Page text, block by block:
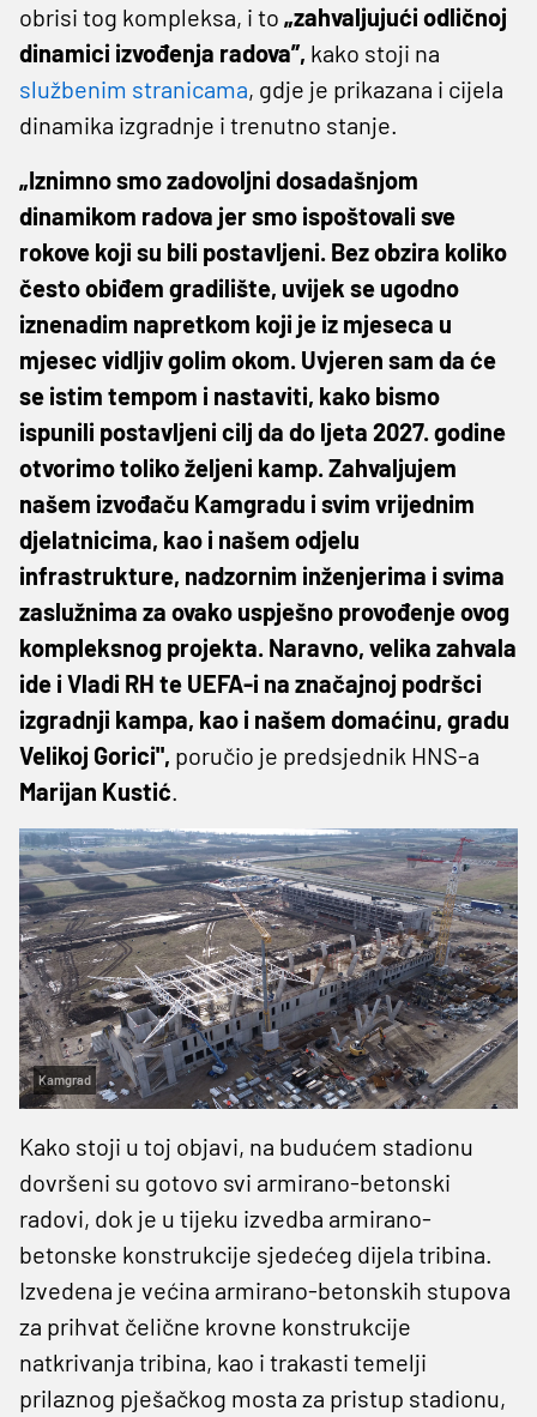
obrisi tog kompleksa, i to „zahvaljujući odličnoj
dinamici izvođenja radova”, kako stoji na
službenim stranicama, gdje je prikazana i cijela
dinamika izgradnje i trenutno stanje.
„Iznimno smo zadovoljni dosadašnjom
dinamikom radova jer smo ispoštovali sve
rokove koji su bili postavljeni. Bez obzira koliko
često obiđem gradilište, uvijek se ugodno
iznenadim napretkom koji je iz mjeseca u
mjesec vidljiv golim okom. Uvjeren sam da će
se istim tempom i nastaviti, kako bismo
ispunili postavljeni cilj da do ljeta 2027. godine
otvorimo toliko željeni kamp. Zahvaljujem
našem izvođaču Kamgradu i svim vrijednim
djelatnicima, kao i našem odjelu
infrastrukture, nadzornim inženjerima i svima
zaslužnima za ovako uspješno provođenje ovog
kompleksnog projekta. Naravno, velika zahvala
ide i Vladi RH te UEFA-i na značajnoj podršci
izgradnji kampa, kao i našem domaćinu, gradu
Velikoj Gorici", poručio je predsjednik HNS-a
Marijan Kustić.
Kamgrad
Kako stoji u toj objavi, na budućem stadionu
dovršeni su gotovo svi armirano-betonski
radovi, dok je u tijeku izvedba armirano-
betonske konstrukcije sjedećeg dijela tribina.
Izvedena je većina armirano-betonskih stupova
za prihvat čelične krovne konstrukcije
natkrivanja tribina, kao i trakasti temelji
prilaznog pješačkog mosta za pristup stadionu,